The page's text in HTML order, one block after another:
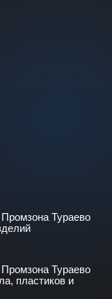
Тураево
Тураево
пластиков и